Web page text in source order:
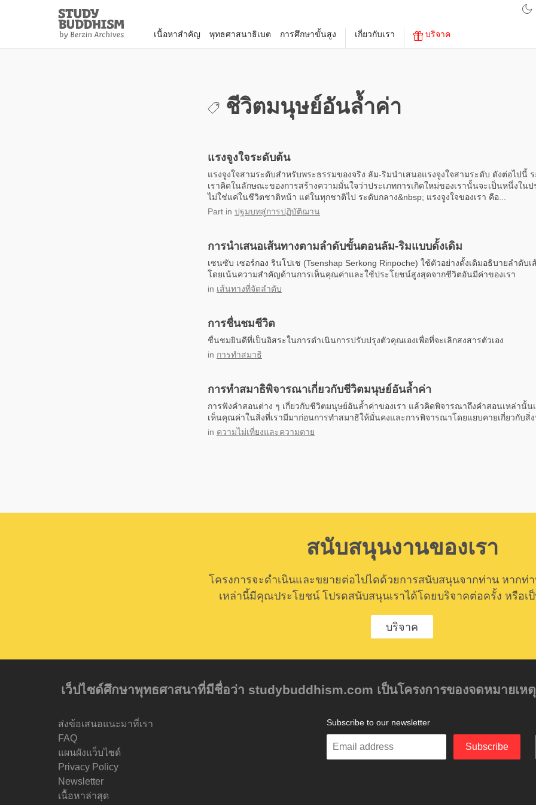
Study
Buddhism
Home
เนื้อหาสำคัญ พุทธศาสนาธิเบต การศึกษาขั้นสูง เกี่ยวกับเรา บริจาค
ชีวิตมนุษย์อันล้ำค่า
แรงจูงใจระดับต้น
แรงจูงใจสามระดับสำหรับพระธรรมของจริง ลัม-ริมนำเสนอแรงจูงใจสามระดับ ดังต่อไปนี้
เราคิดในลักษณะของการสร้างความมั่นใจว่าประเภทการเกิดใหม่ของเรานั้นจะเป็นหนึ่งในป
ไม่ใช่แค่ในชีวิตชาติหน้า แต่ในทุกชาติไป ระดับกลาง&nbsp; แรงจูงใจของเรา คือ...
Part in ปฐมบทสู่การปฏิบัติฌาน
การนำเสนอเส้นทางตามลำดับขั้นตอนลัม-ริมแบบดั้งเดิม
เซนซับ เซอร์กอง รินโปเช (Tsenshap Serkong Rinpoche) ใช้ตัวอย่างดั้งเดิมอธิบายลำดับ
โดยเน้นความสำคัญด้านการเห็นคุณค่าและใช้ประโยชน์สูงสุดจากชีวิตอันมีค่าของเรา
in เส้นทางที่จัดลำดับ
การชื่นชมชีวิต
ชื่นชมยินดีที่เป็นอิสระในการดำเนินการปรับปรุงตัวคุณเองเพื่อที่จะเลิกสงสารตัวเอง
in การทำสมาธิ
การทำสมาธิพิจารณาเกี่ยวกับชีวิตมนุษย์อันล้ำค่า
การฟังคำสอนต่าง ๆ เกี่ยวกับชีวิตมนุษย์อันล้ำค่าของเรา แล้วคิดพิจารณาถึงคำสอนเหล่านั้น
เห็นคุณค่าในสิ่งที่เรามีมาก่อนการทำสมาธิให้มั่นคงและการพิจารณาโดยแยบคายเกี่ยวกับสิ่
in ความไม่เที่ยงและความตาย
สนับสนุนงานของเรา
โครงการจะดำเนินและขยายต่อไปไดด้วยการสนับสนุนจากท่าน หากท่
เหล่านี้มีคุณประโยชน์ โปรดสนับสนุนเราได้โดยบริจาคต่อครั้ง หรือเ
บริจาค
เว็ปไซด์ศึกษาพุทธศาสนาที่มีชื่อว่า studybuddhism.com เป็นโครงการของจดหมายเห
ส่งข้อเสนอแนะมาที่เรา
FAQ
แผนผังแว็บไซด์
Privacy Policy
Newsletter
เนื้อหาล่าสุด
Subscribe to our newsletter
Enter
Subscribe